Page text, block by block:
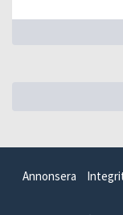
Annonsera